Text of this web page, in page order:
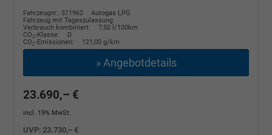
Fahrzeugnr.: 511962
Autogas LPG
Fahrzeug mit Tageszulassung
Verbrauch kombiniert:
7,50 l/100km
CO2-Klasse:
D
CO2-Emissionen: 121,00 g/km
» Angebotdetails
23.690,– €
incl. 19% MwSt.
UVP:23.730,– €